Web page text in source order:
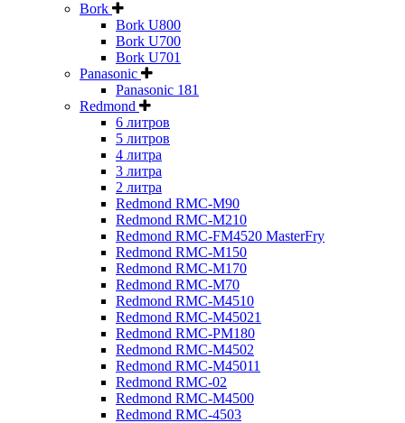
Bork
Bork U800
Bork U700
Bork U701
Panasonic
Panasonic 181
Redmond
6 литров
5 литров
4 литра
3 литра
2 литра
Redmond RMC-M90
Redmond RMC-M210
Redmond RMC-FM4520 MasterFry
Redmond RMC-M150
Redmond RMC-M170
Redmond RMC-M70
Redmond RMC-M4510
Redmond RMC-M45021
Redmond RMC-PM180
Redmond RMC-M4502
Redmond RMC-M45011
Redmond RMC-02
Redmond RMC-M4500
Redmond RMC-4503